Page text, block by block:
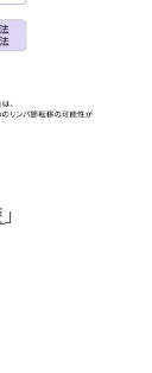
」